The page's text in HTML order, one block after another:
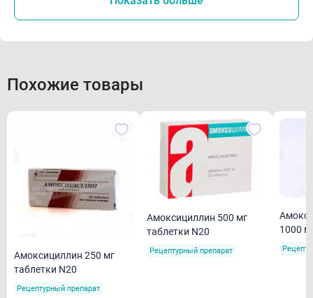
Похожие товары
Амоксициллин 250 мг
таблетки N20
Рецептурный препарат
Амоксициллин 500 мг
таблетки N20
Рецептурный препарат
1000